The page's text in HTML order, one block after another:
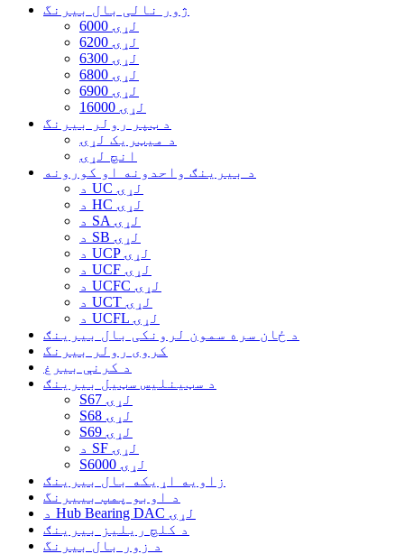
ژور نالی بال بیرنگ
6000 لړۍ
6200 لړۍ
6300 لړۍ
6800 لړۍ
6900 لړۍ
16000 لړۍ
د ټپر رولر بیرنگ
د میټریک لړۍ
انچ لړۍ
د بیرینګ واحدونه او کورونه
د UC لړۍ
د HC لړۍ
د SA لړۍ
د SB لړۍ
د UCP لړۍ
د UCF لړۍ
د UCFC لړۍ
د UCT لړۍ
د UCFL لړۍ
د ځان سره سمون لرونکی بال بیرینګ
کروی رولر بیرنگ
د کرنې بیرغ
د سټینلیس سټیل بیرینګ
S67 لړۍ
S68 لړۍ
S69 لړۍ
د SF لړۍ
S6000 لړۍ
زاویه اړیکه بال بیرینګ
د اوبو پمپ بییرنگ
د Hub Bearing DAC لړۍ
د کلچ ریلیز بیرینګ
د زور بال بیرنگ